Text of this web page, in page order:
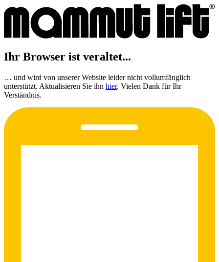
Ihr Browser ist veraltet...
… und wird von unserer Website leider nicht vollumfänglich
unterstützt. Aktualisieren Sie ihn hier. Vielen Dank für Ihr
Verständnis.